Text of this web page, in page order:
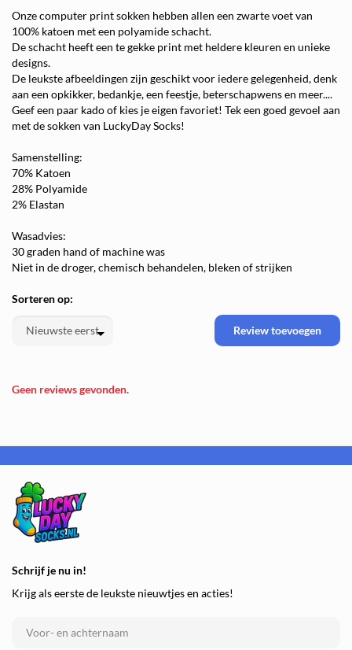
Onze computer print sokken hebben allen een zwarte voet van
100% katoen met een polyamide schacht.
De schacht heeft een te gekke print met heldere kleuren en unieke
designs.
De leukste afbeeldingen zijn geschikt voor iedere gelegenheid, denk
aan een opkikker, bedankje, een feestje, beterschapwens en meer....
Geef een paar kado of kies je eigen favoriet! Tek een goed gevoel aan
met de sokken van LuckyDay Socks!
Samenstelling:
70% Katoen
28% Polyamide
2% Elastan
Wasadvies:
30 graden hand of machine was
Niet in de droger, chemisch behandelen, bleken of strijken
Sorteren op:
Review toevoegen
Geen reviews gevonden.
Schrijf je nu in!
Krijg als eerste de leukste nieuwtjes en acties!